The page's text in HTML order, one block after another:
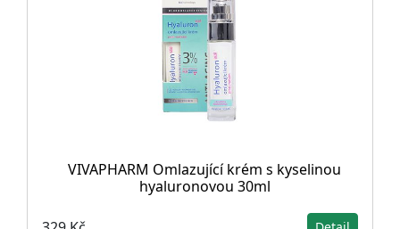
VIVAPHARM Omlazující krém s kyselinou
hyaluronovou 30ml